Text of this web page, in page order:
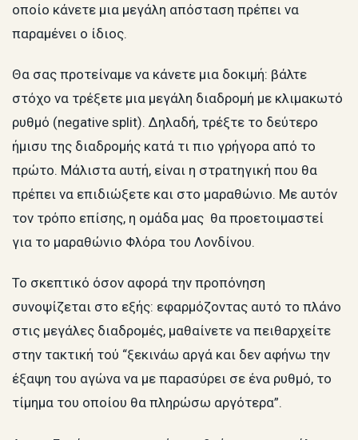
οποίο κάνετε μια μεγάλη απόσταση πρέπει να
παραμένει ο ίδιος.
Θα σας προτείναμε να κάνετε μια δοκιμή: βάλτε
στόχο να τρέξετε μια μεγάλη διαδρομή με κλιμακωτό
ρυθμό (negative split). Δηλαδή, τρέξτε το δεύτερο
ήμισυ της διαδρομής κατά τι πιο γρήγορα από το
πρώτο. Μάλιστα αυτή, είναι η στρατηγική που θα
πρέπει να επιδιώξετε και στο μαραθώνιο. Με αυτόν
τον τρόπο επίσης, η ομάδα μας θα προετοιμαστεί
για το μαραθώνιο Φλόρα του Λονδίνου.
Το σκεπτικό όσον αφορά την προπόνηση
συνοψίζεται στο εξής: εφαρμόζοντας αυτό το πλάνο
στις μεγάλες διαδρομές, μαθαίνετε να πειθαρχείτε
στην τακτική τού “ξεκινάω αργά και δεν αφήνω την
έξαψη του αγώνα να με παρασύρει σε ένα ρυθμό, το
τίμημα του οποίου θα πληρώσω αργότερα”.